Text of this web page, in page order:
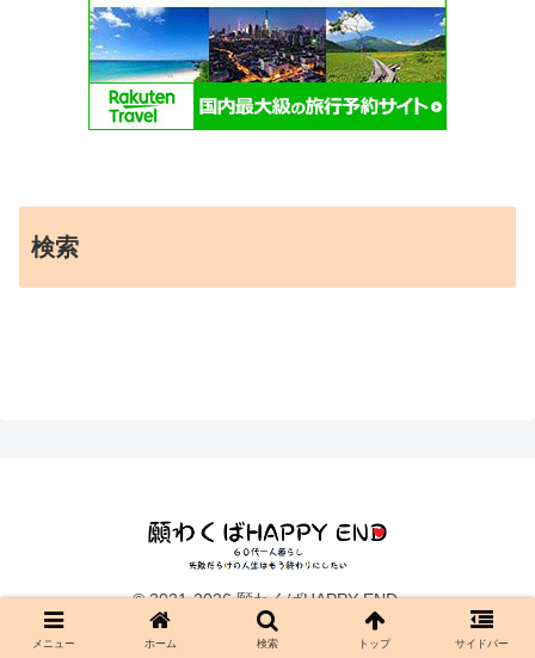
検索
© 2021-2026 願わくばHAPPY END.
メニュー ホーム 検索 トップ サイドバー